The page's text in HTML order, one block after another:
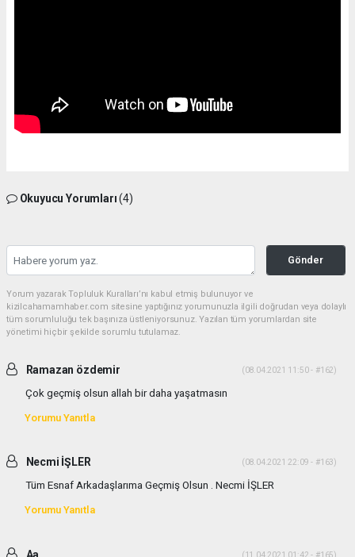
Okuyucu Yorumları(4)
Gönder
Yorum yazarak Topluluk Kuralları’nı kabul etmiş bulunuyor ve
kizilcahamamhaber.com sitesine yaptığınız yorumunuzla ilgili doğrudan veya dolaylı
tüm sorumluluğu tek başınıza üstleniyorsunuz. Yazılan tüm yorumlardan site
yönetimi hiçbir şekilde sorumlu tutulamaz.
Ramazan özdemir (08.04.2021 11:50 - #162)
Çok geçmiş olsun allah bir daha yaşatmasın
Yorumu Yanıtla
Necmi İŞLER (08.04.2021 22:09 - #163)
Tüm Esnaf Arkadaşlarıma Geçmiş Olsun . Necmi İŞLER
Yorumu Yanıtla